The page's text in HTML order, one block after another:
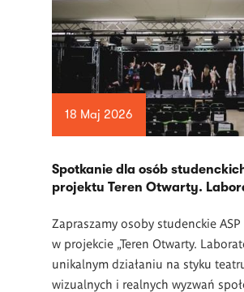
18 Maj 2026
Spotkanie dla osób
projektu Teren Otwarty.
Zapraszamy osoby studenckie
w projekcie „Teren Otwarty.
unikalnym działaniu na styku
wizualnych i realnych wyzwań